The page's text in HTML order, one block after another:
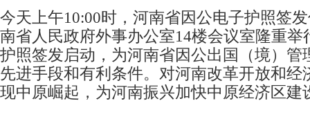
今天上午10:00时，河南省因公电子护照签
南省人民政府外事办公室14楼会议室隆重举
护照签发启动，为河南省因公出国（境）管
先进手段和有利条件。对河南改革开放和经
现中原崛起，为河南振兴加快中原经济区建